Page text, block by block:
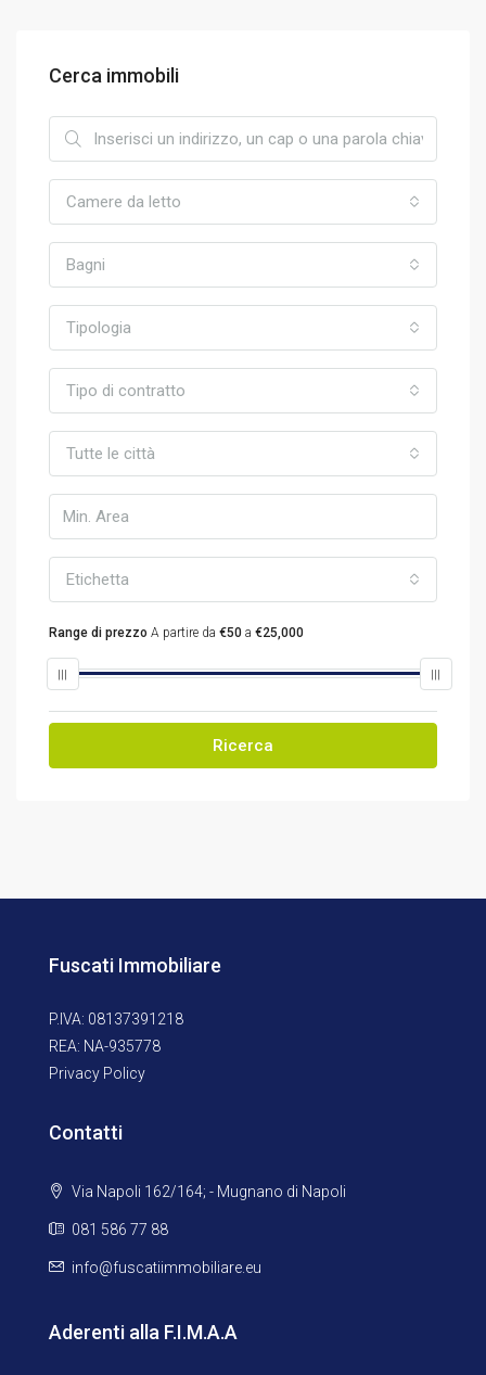
Cerca immobili
Camere da letto
Bagni
Tipologia
Tipo di contratto
Tutte le città
Etichetta
Range di prezzo A partire da €50 a €25,000
Ricerca
Fuscati Immobiliare
P.IVA: 08137391218
REA: NA-935778
Privacy Policy
Contatti
Via Napoli 162/164; - Mugnano di Napoli
081 586 77 88
info@fuscatiimmobiliare.eu
Aderenti alla F.I.M.A.A